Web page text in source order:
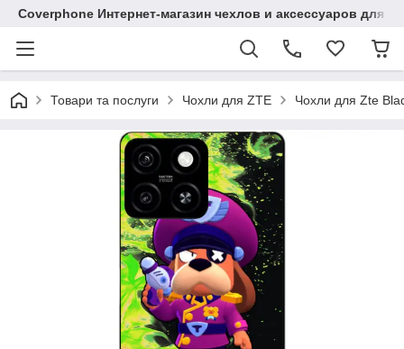
Coverphone Интернет-магазин чехлов и аксессуаров для
Товари та послуги Чохли для ZTE Чохли для Zte